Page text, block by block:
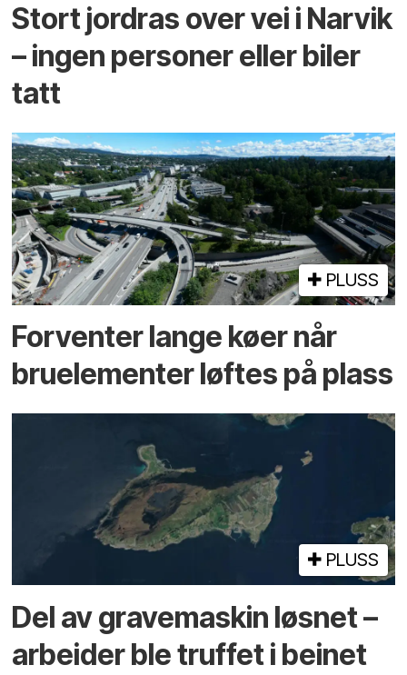
Stort jordras over vei i Narvik
– ingen personer eller biler
tatt
PLUSS
Forventer lange køer når
bru­elementer løftes på plass
PLUSS
Del av grave­maskin løsnet –
arbeider ble truffet i beinet